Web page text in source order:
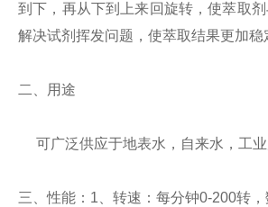
到下，再从下到上来回旋转，使萃取
解决试剂挥发问题，使萃取结果更加稳
二 用途
可广泛供应于地表水，自来水，工
三 、性能： 1 、转速：每分钟0-200转，